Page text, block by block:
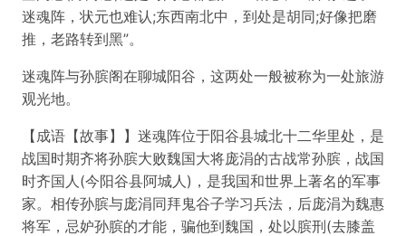
迷魂阵，状元也难认;东西南北中，到处是胡同;好像把磨
推，老路转到黑”。
迷魂阵与孙膑阁在聊城阳谷，这两处一般被称为一处旅游
观光地。
【成语【故事】】迷魂阵位于阳谷县城北十二华里处，是
战国时期齐将孙膑大败魏国大将庞涓的古战常孙膑，战国
时齐国人(今阳谷县阿城人)，是我国和世界上著名的军事
家。相传孙膑与庞涓同拜鬼谷子学习兵法，后庞涓为魏惠
将军，忌妒孙膑的才能，骗他到魏国，处以膑刑(去膝盖